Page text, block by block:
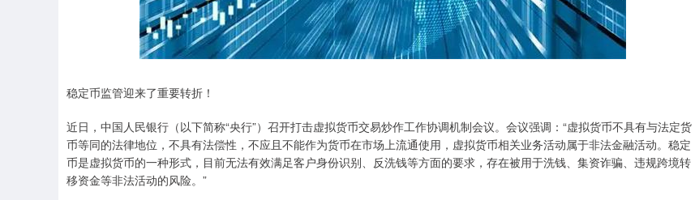
稳定币监管迎来了重要转折！
近日，中国人民银行（以下简称“央行”）召开打击虚拟货币交易炒作工作协调机制会议。会议强调：“虚拟货币不具有与法定货
币等同的法律地位，不具有法偿性，不应且不能作为货币在市场上流通使用，虚拟货币相关业务活动属于非法金融活动。稳定
币是虚拟货币的一种形式，目前无法有效满足客户身份识别、反洗钱等方面的要求，存在被用于洗钱、集资诈骗、违规跨境转
移资金等非法活动的风险。”
沪深300 4651.31 -6.85 -0.15% 北证50 1122.88